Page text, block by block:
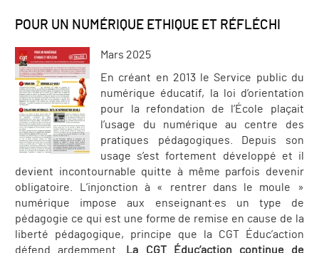
POUR UN NUMÉRIQUE ETHIQUE ET RÉFLÉCHI
Mars 2025
En créant en 2013 le Service public du
numérique éducatif, la loi d’orientation
pour la refondation de l’École plaçait
l’usage du numérique au centre des
pratiques pédagogiques. Depuis son
usage s’est fortement développé et il
devient incontournable quitte à même parfois devenir
obligatoire. L’injonction à « rentrer dans le moule »
numérique impose aux enseignant·es un type de
pédagogie ce qui est une forme de remise en cause de la
liberté pédagogique, principe que la CGT Éduc’action
défend ardemment.
La CGT Éduc’action continue de